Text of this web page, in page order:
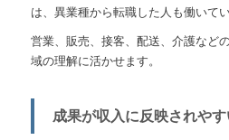
は、異業種から転職した人も働いてい
営業、販売、接客、配送、介護など
域の理解に活かせます。
成果が収入に反映されやす